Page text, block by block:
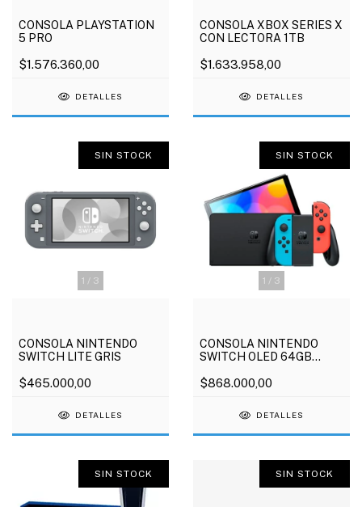
CONSOLA PLAYSTATION
5 PRO
$1.576.360,00
DETALLES
CONSOLA XBOX SERIES X
CON LECTORA 1TB
$1.633.958,00
DETALLES
1 / 3
SIN STOCK
CONSOLA NINTENDO
SWITCH LITE GRIS
$465.000,00
DETALLES
1 / 3
SIN STOCK
CONSOLA NINTENDO
SWITCH OLED 64GB
$868.000,00
DETALLES
SIN STOCK SIN STOCK